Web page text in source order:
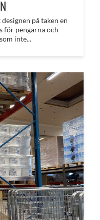
på taken en
för pengarna och
inte...